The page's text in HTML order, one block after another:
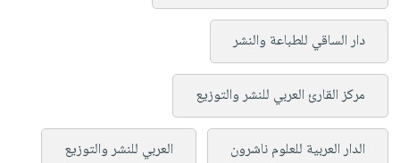
دار الساقي للطباعة والنشر
مركز القارئ العربي للنشر والتوزيع
الدار العربية للعلوم ناشرون العربي للنشر والتوزيع